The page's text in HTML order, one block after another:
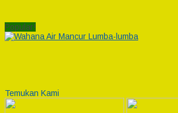
Popular!
Temukan Kami